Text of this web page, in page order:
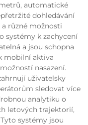
automatické
dohledávání
různé možnosti
systémy k zachycení
a jsou schopna
mobilní aktiva
nasazení.
uživatelsky
sledovat více
analytiku o
letových trajektorií,
systémy jsou